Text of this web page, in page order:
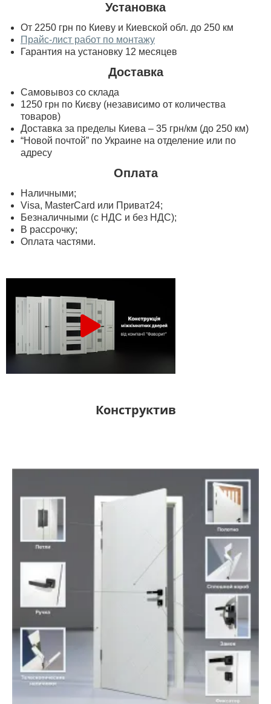
Установка
От 2250 грн по Киеву и Киевской обл. до 250 км
Прайс-лист работ по монтажу
Гарантия на установку 12 месяцев
Доставка
Самовывоз со склада
1250 грн по Києву (независимо от количества
товаров)
Доставка за пределы Киева – 35 грн/км (до 250 км)
“Новой почтой” по Украине на отделение или по
адресу
Оплата
Наличными;
Visa, MasterСard или Приват24;
Безналичными (с НДС и без НДС);
В рассрочку;
Оплата частями.
Конструктив